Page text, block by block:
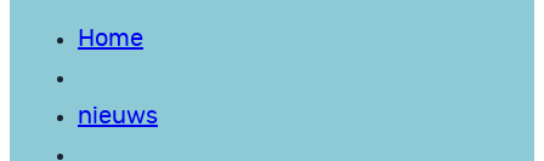
Home
nieuws